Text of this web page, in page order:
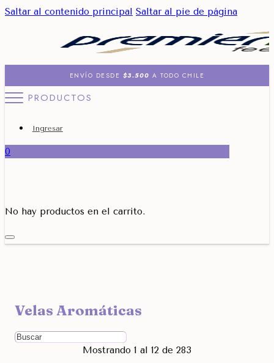
Saltar al contenido principal Saltar al pie de página
ENVÍO DESDE $3.500 A TODO CHILE
PRODUCTOS
Ingresar
0
No hay productos en el carrito.
Filtra por Marcas
Ordenar Por
Velas Aromáticas
Mostrando 1 al 12 de 283